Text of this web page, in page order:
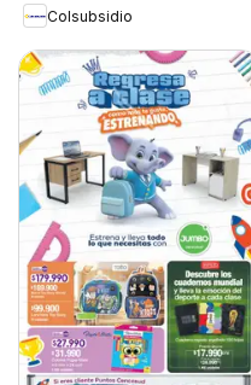
Colsubsidio